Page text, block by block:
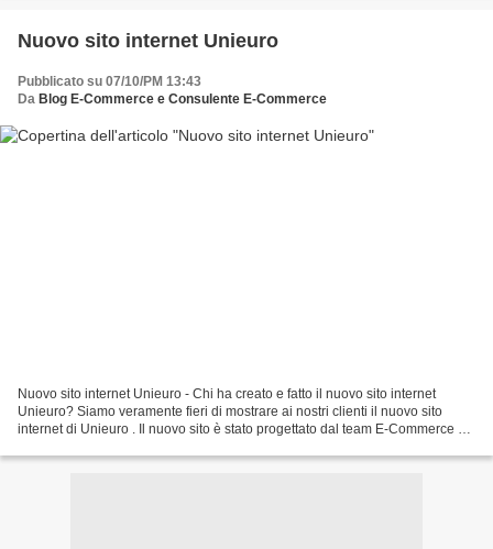
Nuovo sito internet Unieuro
Pubblicato su 07/10/PM 13:43
Da Blog E-Commerce e Consulente E-Commerce
Nuovo sito internet Unieuro - Chi ha creato e fatto il nuovo sito internet
Unieuro? Siamo veramente fieri di mostrare ai nostri clienti il nuovo sito
internet di Unieuro . Il nuovo sito è stato progettato dal team E-Commerce di